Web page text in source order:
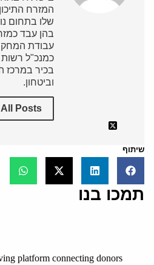
המזרח
שלו בתחום
בהן עבד
עבודת
כמנכ"ל רשות
בכיר במרכז
וביטחון.
All Posts
שיתוף
תמכו בנו